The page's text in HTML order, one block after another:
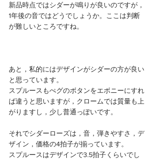
新品時点ではシダーが鳴りが良いのですが，
1年後の音ではどうでしょうか。ここは判断
が難しいところですね。
あと，私的にはデザインがシダーの方が良い
と思っています。
スプルースもぺグのボタンをエボニーにすれ
ば違うと思いますが，クロームでは質量も上
がりますし，少し普通っぽいです。
それでシダーローズは，音，弾きやすさ，デ
ザイン，価格の4拍子が揃っています。
スプルースはデザインで3.5拍子くらいでし